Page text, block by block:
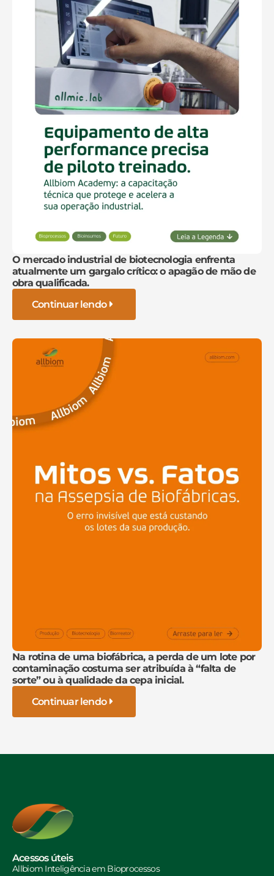
O mercado industrial de biotecnologia enfrenta
atualmente um gargalo crítico: o apagão de mão de
obra qualificada.
Continuar lendo
Na rotina de uma biofábrica, a perda de um lote por
contaminação costuma ser atribuída à “falta de
sorte” ou à qualidade da cepa inicial.
Continuar lendo
Acessos úteis
Allbiom Inteligência em Bioprocessos